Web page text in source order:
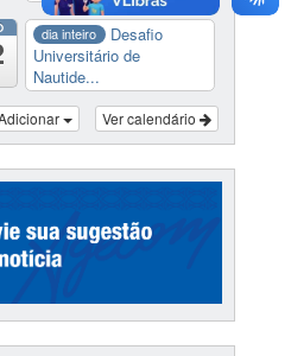
dia inteiro
Desafio
Universitário de
Nautide...
Ver calendário